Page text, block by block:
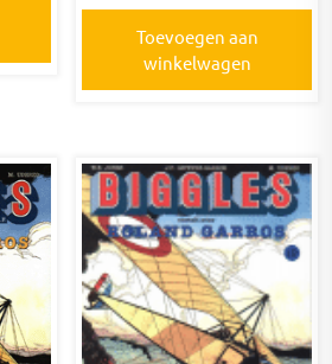
Toevoegen aan
winkelwagen